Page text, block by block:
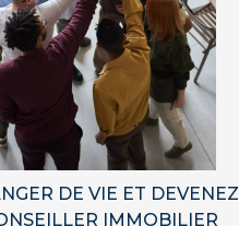
DE VIE ET DEVENEZ
IMMOBILIER